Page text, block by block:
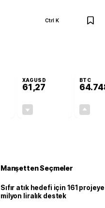
Ctrl K
XAGUSD
61,27
BTC
Manşetten Seçmeler
Sıfır atık hedefi için 161
milyon liralık destek